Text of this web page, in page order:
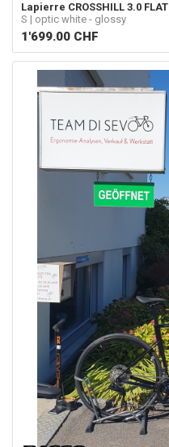
Lapierre CROSSHILL 3.0 FLAT
S | optic white - glossy
1'699.00 CHF